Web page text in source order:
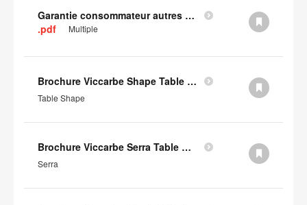
Garantie consommateur autres pays d'Europe
.pdf
Multiple
Brochure Viccarbe Shape Table (en anglais)
Table Shape
Brochure Viccarbe Serra Table Basse (en anglais)
Serra